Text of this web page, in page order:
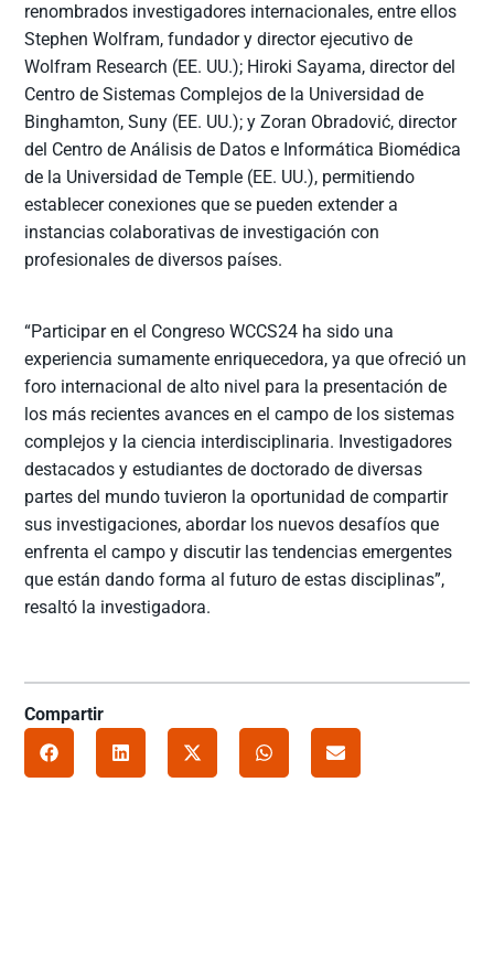
renombrados investigadores internacionales, entre ellos
Stephen Wolfram, fundador y director ejecutivo de
Wolfram Research (EE. UU.); Hiroki Sayama, director del
Centro de Sistemas Complejos de la Universidad de
Binghamton, Suny (EE. UU.); y Zoran Obradović, director
del Centro de Análisis de Datos e Informática Biomédica
de la Universidad de Temple (EE. UU.), permitiendo
establecer conexiones que se pueden extender a
instancias colaborativas de investigación con
profesionales de diversos países.
“Participar en el Congreso WCCS24 ha sido una
experiencia sumamente enriquecedora, ya que ofreció un
foro internacional de alto nivel para la presentación de
los más recientes avances en el campo de los sistemas
complejos y la ciencia interdisciplinaria. Investigadores
destacados y estudiantes de doctorado de diversas
partes del mundo tuvieron la oportunidad de compartir
sus investigaciones, abordar los nuevos desafíos que
enfrenta el campo y discutir las tendencias emergentes
que están dando forma al futuro de estas disciplinas”,
resaltó la investigadora.
Compartir